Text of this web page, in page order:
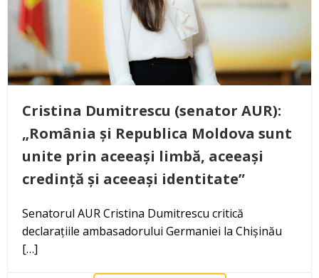
Cristina Dumitrescu (senator AUR):
„România și Republica Moldova sunt
unite prin aceeași limbă, aceeași
credință și aceeași identitate”
Senatorul AUR Cristina Dumitrescu critică
declarațiile ambasadorului Germaniei la Chișinău
[…]